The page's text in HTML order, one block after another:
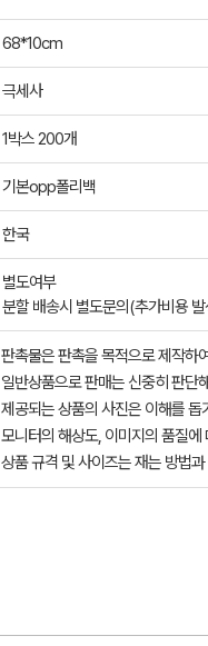
68*10cm
극세사
1박스 200개
기본opp폴리백
한국
별도여부
분할 배송시 별도문의(추가비용
판촉물은 판촉을 목적으로 제작하
일반상품으로 판매는 신중히 판단
제공되는 상품의 사진은 이해를
모니터의 해상도, 이미지의 품질
상품 규격 및 사이즈는 재는 방법